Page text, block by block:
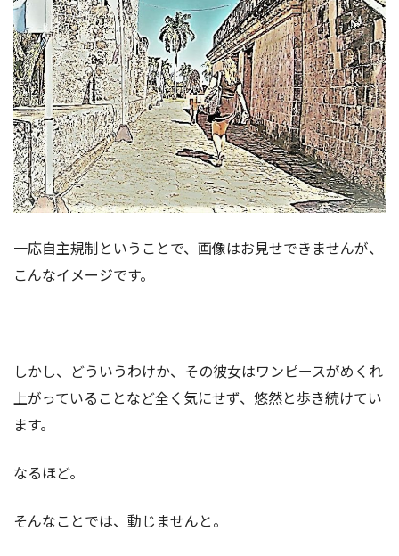
一応自主規制ということで、画像はお見せできませんが、
こんなイメージです。
しかし、どういうわけか、その彼女はワンピースがめくれ
上がっていることなど全く気にせず、悠然と歩き続けてい
ます。
なるほど。
そんなことでは、動じませんと。